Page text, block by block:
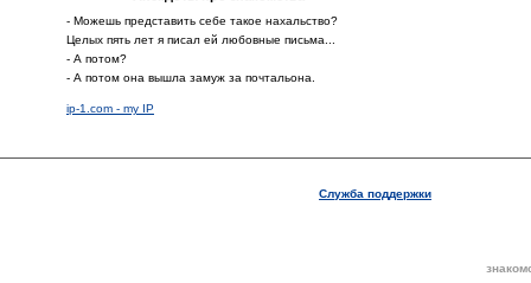
- Можешь представить себе такое нахальство?
Целых пять лет я писал ей любовные письма...
- А потом?
- А потом она вышла замуж за почтальона.
ip-1.com - my IP
Служба поддержки